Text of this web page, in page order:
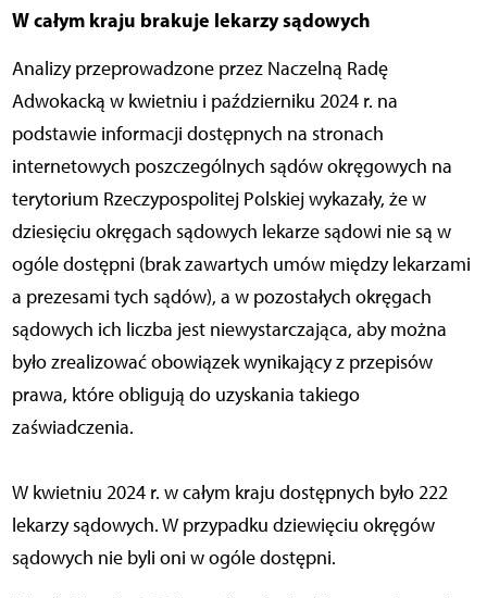
W całym kraju brakuje lekarzy sądowych
Analizy przeprowadzone przez Naczelną Radę
Adwokacką w kwietniu i październiku 2024 r. na
podstawie informacji dostępnych na stronach
internetowych poszczególnych sądów okręgowych na
terytorium Rzeczypospolitej Polskiej wykazały, że w
dziesięciu okręgach sądowych lekarze sądowi nie są w
ogóle dostępni (brak zawartych umów między lekarzami
a prezesami tych sądów), a w pozostałych okręgach
sądowych ich liczba jest niewystarczająca, aby można
było zrealizować obowiązek wynikający z przepisów
prawa, które obligują do uzyskania takiego
zaświadczenia.
W kwietniu 2024 r. w całym kraju dostępnych było 222
lekarzy sądowych. W przypadku dziewięciu okręgów
sądowych nie byli oni w ogóle dostępni.